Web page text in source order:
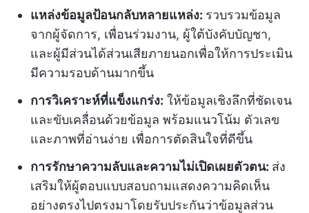
แหล่งข้อมูลป้อนกลับหลายแหล่ง: รวบรวมข้อมูล
จากผู้จัดการ, เพื่อนร่วมงาน, ผู้ใต้บังคับบัญชา,
และผู้มีส่วนได้ส่วนเสียภายนอกเพื่อให้การประเมิน
มีความรอบด้านมากขึ้น
การวิเคราะห์ที่แข็งแกร่ง: ให้ข้อมูลเชิงลึกที่ชัดเจน
และขับเคลื่อนด้วยข้อมูล พร้อมแนวโน้ม ตัวเลข
และภาพที่อ่านง่าย เพื่อการตัดสินใจที่ดีขึ้น
การรักษาความลับและความไม่เปิดเผยตัวตน: ส่ง
เสริมให้ผู้ตอบแบบสอบถามแสดงความคิดเห็น
อย่างตรงไปตรงมาโดยรับประกันว่าข้อมูลส่วน